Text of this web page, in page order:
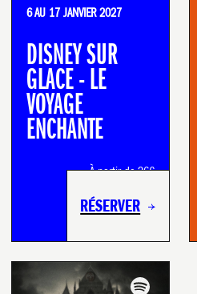
6 AU 17 JANVIER 2027
DISNEY SUR
GLACE - LE
VOYAGE
ENCHANTE
À partir de 26€
RÉSERVER